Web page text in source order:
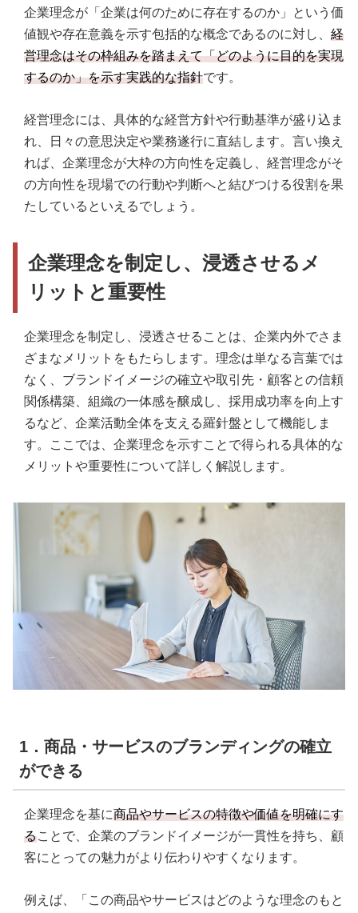
企業理念が「企業は何のために存在するのか」という価
値観や存在意義を示す包括的な概念であるのに対し、 経
営理念はその枠組みを踏まえて「どのように目的を実現
するのか」を示す実践的な指針です。
経営理念には、具体的な経営方針や行動基準が盛り込ま
れ、日々の意思決定や業務遂行に直結します。言い換え
れば、企業理念が大枠の方向性を定義し、経営理念がそ
の方向性を現場での行動や判断へと結びつける役割を果
たしているといえるでしょう。
企業理念を制定し、浸透させるメ
リットと重要性
企業理念を制定し、浸透させることは、企業内外でさま
ざまなメリットをもたらします。理念は単なる言葉では
なく、ブランドイメージの確立や取引先・顧客との信頼
関係構築、組織の一体感を醸成し、採用成功率を向上す
るなど、企業活動全体を支える羅針盤として機能しま
す。ここでは、企業理念を示すことで得られる具体的な
メリットや重要性について詳しく解説します。
1．商品・サービスのブランディングの確立
ができる
企業理念を基に商品やサービスの特徴や価値を明確にす
ることで、企業のブランドイメージが一貫性を持ち、顧
客にとっての魅力がより伝わりやすくなります。
例えば、「この商品やサービスはどのような理念のもと